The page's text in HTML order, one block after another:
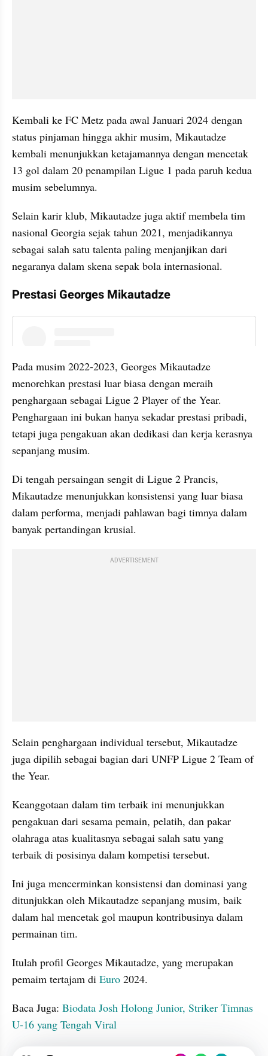
Kembali ke FC Metz pada awal Januari 2024 dengan
status pinjaman hingga akhir musim, Mikautadze
kembali menunjukkan ketajamannya dengan mencetak
13 gol dalam 20 penampilan Ligue 1 pada paruh kedua
musim sebelumnya.
Selain karir klub, Mikautadze juga aktif membela tim
nasional Georgia sejak tahun 2021, menjadikannya
sebagai salah satu talenta paling menjanjikan dari
negaranya dalam skena sepak bola internasional.
Prestasi Georges Mikautadze
Pada musim 2022-2023, Georges Mikautadze
menorehkan prestasi luar biasa dengan meraih
penghargaan sebagai Ligue 2 Player of the Year.
Penghargaan ini bukan hanya sekadar prestasi pribadi,
tetapi juga pengakuan akan dedikasi dan kerja kerasnya
sepanjang musim.
Di tengah persaingan sengit di Ligue 2 Prancis,
Mikautadze menunjukkan konsistensi yang luar biasa
dalam performa, menjadi pahlawan bagi timnya dalam
banyak pertandingan krusial.
ADVERTISEMENT
Selain penghargaan individual tersebut, Mikautadze
juga dipilih sebagai bagian dari UNFP Ligue 2 Team of
the Year.
Keanggotaan dalam tim terbaik ini menunjukkan
pengakuan dari sesama pemain, pelatih, dan pakar
olahraga atas kualitasnya sebagai salah satu yang
terbaik di posisinya dalam kompetisi tersebut.
Ini juga mencerminkan konsistensi dan dominasi yang
ditunjukkan oleh Mikautadze sepanjang musim, baik
dalam hal mencetak gol maupun kontribusinya dalam
permainan tim.
Itulah profil Georges Mikautadze, yang merupakan
pemaim tertajam di Euro 2024.
Baca Juga: Biodata Josh Holong Junior, Striker Timnas
U-16 yang Tengah Viral